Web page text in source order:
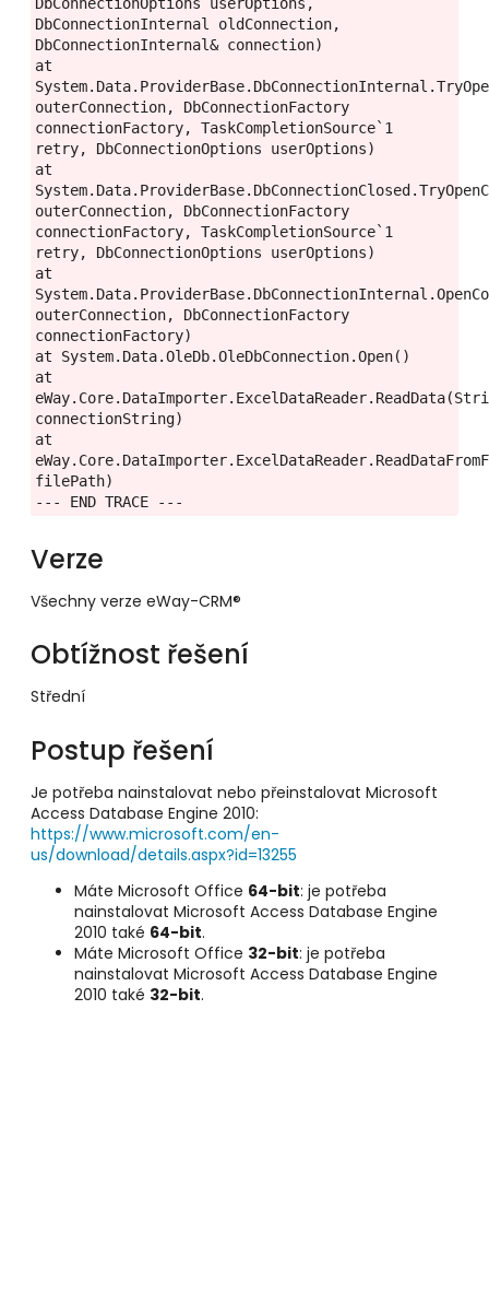
DbConnectionOptions userOptions,
DbConnectionInternal oldConnection,
DbConnectionInternal& connection)
at
outerConnection, DbConnectionFactory
connectionFactory, TaskCompletionSource`1
retry, DbConnectionOptions userOptions)
at
outerConnection, DbConnectionFactory
connectionFactory, TaskCompletionSource`1
retry, DbConnectionOptions userOptions)
at
outerConnection, DbConnectionFactory
connectionFactory)
at System.Data.OleDb.OleDbConnection.Open()
at
connectionString)
at
filePath)
--- END TRACE ---
Verze
Všechny verze eWay-CRM®
Obtížnost řešení
Střední
Postup řešení
Je potřeba nainstalovat nebo přeinstalovat Microsoft
Access Database Engine 2010:
https://www.microsoft.com/en-
us/download/details.aspx?id=13255
Máte Microsoft Office 64-bit: je potřeba
nainstalovat Microsoft Access Database Engine
2010 také 64-bit.
Máte Microsoft Office 32-bit: je potřeba
nainstalovat Microsoft Access Database Engine
2010 také 32-bit.